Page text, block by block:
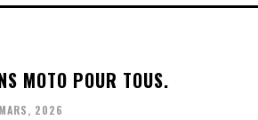
MOTO POUR TOUS.
2026